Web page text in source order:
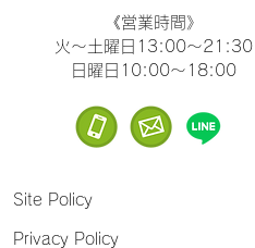
​《営業時間》
火～土曜日13:00～21:30
​日曜日10:00～18:00
Site Policy
Privacy Policy